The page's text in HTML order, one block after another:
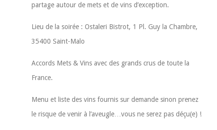
partage autour de mets et de vins d’exception.
Lieu de la soirée : Ostaleri Bistrot, 1 Pl. Guy la Chambre,
35400 Saint-Malo
Accords Mets & Vins avec des grands crus de toute la
France.
Menu et liste des vins fournis sur demande sinon prenez
le risque de venir à l’aveugle…vous ne serez pas déçu(e) !